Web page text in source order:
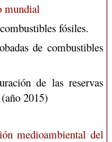
mundial
fósiles.
de combustibles
de las reservas
2015)
medioambiental del